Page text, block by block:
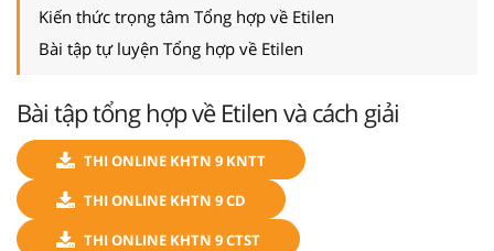
Kiến thức trọng tâm Tổng hợp về Etilen
Bài tập tự luyện Tổng hợp về Etilen
Bài tập tổng hợp về Etilen và cách giải
THI ONLINE KHTN 9 KNTT
THI ONLINE KHTN 9 CD
THI ONLINE KHTN 9 CTST